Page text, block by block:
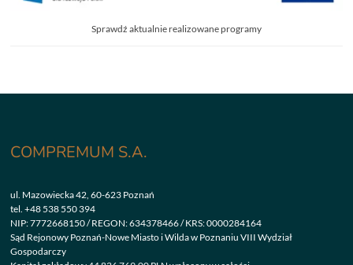
Sprawdź aktualnie realizowane programy
COMPREMUM S.A.
ul. Mazowiecka 42, 60-623 Poznań
tel.+48 538 550 394
NIP: 7772668150 / REGON: 634378466 / KRS: 0000284164
Sąd Rejonowy Poznań-Nowe Miasto i Wilda w Poznaniu VIII Wydział
Gospodarczy